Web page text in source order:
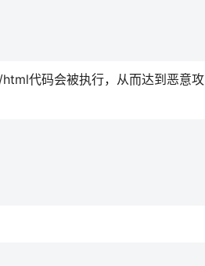
代码会被执行，从而达到恶意攻